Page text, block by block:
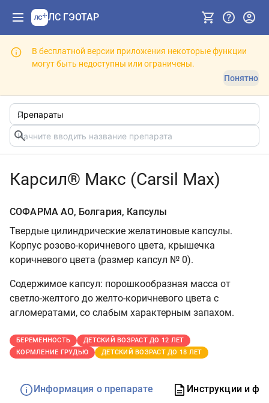
ЛС ГЭОТАР
В бесплатной версии приложения некоторые функции
могут быть недоступны или ограничены.
Понятно
Карсил® Макс (Carsil Max)
СОФАРМА АО, Болгария, Капсулы
Твердые цилиндрические желатиновые капсулы.
Корпус розово-коричневого цвета, крышечка
коричневого цвета (размер капсул № 0).
Содержимое капсул: порошкообразная масса от
светло-желтого до желто-коричневого цвета с
агломератами, со слабым характерным запахом.
БЕРЕМЕННОСТЬ
ДЕТСКИЙ ВОЗРАСТ ДО 12 ЛЕТ
КОРМЛЕНИЕ ГРУДЬЮ
ДЕТСКИЙ ВОЗРАСТ ДО 18 ЛЕТ
Информация о препарате Инструкции и